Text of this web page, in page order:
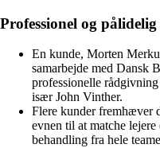
Professionel og
En kunde, Morten
samarbejde med Dansk
professionelle
især John Vinther.
Flere kunder fremhæver
evnen til at matche
behandling fra hele